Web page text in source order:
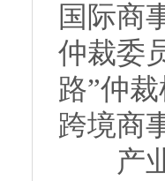
国际商
仲裁委
路”仲
跨境商
产业